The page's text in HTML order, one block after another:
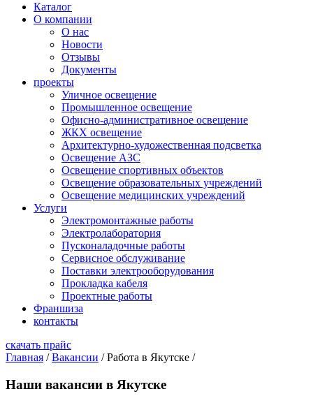
Каталог
О компании
О нас
Новости
Отзывы
Документы
проекты
Уличное освещение
Промышленное освещение
Офисно-административное освещение
ЖКХ освещение
Архитектурно-художественная подсветка
Освещение АЗС
Освещение спортивных объектов
Освещение образовательных учреждений
Освещение медицинских учреждений
Услуги
Электромонтажные работы
Электролаборатория
Пусконаладочные работы
Сервисное обслуживание
Поставки электрооборудования
Прокладка кабеля
Проектные работы
Франшиза
контакты
скачать прайс
Главная / Вакансии / Работа в Якутске /
Наши вакансии в Якутске